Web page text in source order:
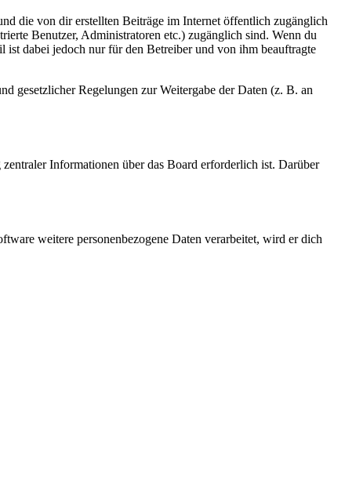
die von dir erstellten Beiträge im Internet öffentlich zugänglich
Benutzer, Administratoren etc.) zugänglich sind. Wenn du
ist dabei jedoch nur für den Betreiber und von ihm beauftragte
gesetzlicher Regelungen zur Weitergabe der Daten (z. B. an
Informationen über das Board erforderlich ist. Darüber
weitere personenbezogene Daten verarbeitet, wird er dich